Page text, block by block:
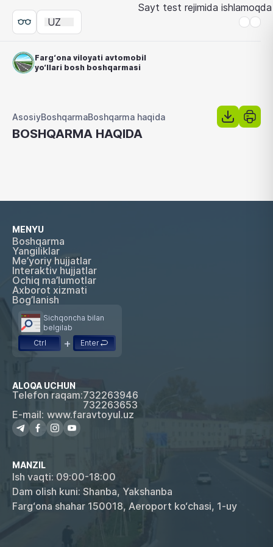
Sayt test rejimida ishlamoqda
Farg‘ona viloyati avtomobil
yo‘llari bosh boshqarmasi
UZ
AsosiyBoshqarmaBoshqarma haqida
BOSHQARMA HAQIDA
MANZIL
Ish vaqti: 09:00-18:00
Dam olish kuni: Shanba, Yakshanba
Farg‘ona shahar 150018, Aeroport ko‘chasi, 1-uy
MENYU
Boshqarma
Yangiliklar
Me’yoriy hujjatlar
Interaktiv hujjatlar
Ochiq ma’lumotlar
Axborot xizmati
Bog’lanish
Sichqoncha bilan
belgilab
Ctrl
+ Enter
ALOQA UCHUN
Telefon raqam:732263946
732263653
E-mail: www.faravtoyul.uz